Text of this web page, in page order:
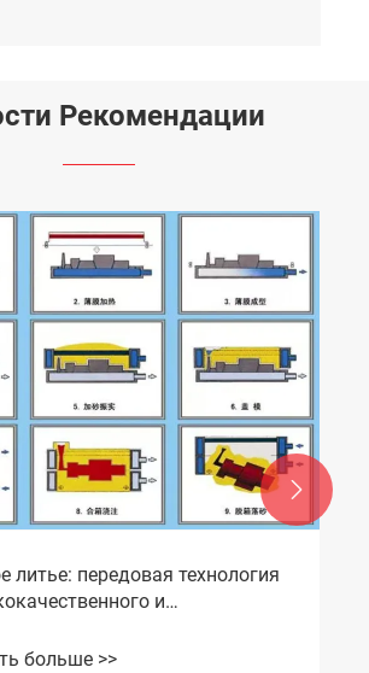
Рекомендации
литье: передовая технология
и
больше >>
